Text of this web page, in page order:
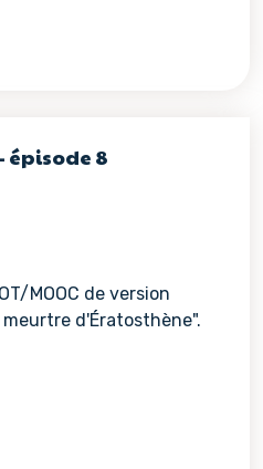
épisode 8
MOOC de version
d'Ératosthène".